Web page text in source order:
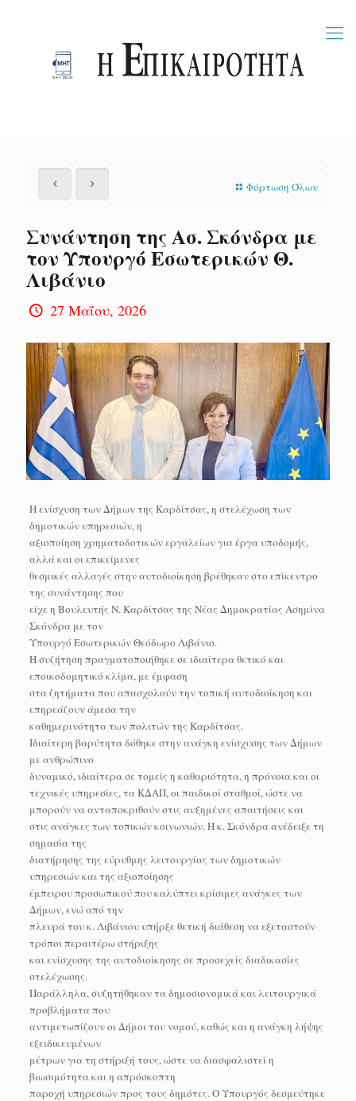
Φόρτωση Όλων
Συνάντηση της Ασ. Σκόνδρα με
τον Υπουργό Εσωτερικών Θ.
Λιβάνιο
27 Μαΐου, 2026
Η ενίσχυση των Δήμων της Καρδίτσας, η στελέχωση των
δημοτικών υπηρεσιών, η
αξιοποίηση χρηματοδοτικών εργαλείων για έργα υποδομής,
αλλά και οι επικείμενες
θεσμικές αλλαγές στην αυτοδιοίκηση βρέθηκαν στο επίκεντρο
της συνάντησης που
είχε η Βουλευτής Ν. Καρδίτσας της Νέας Δημοκρατίας Ασημίνα
Σκόνδρα με τον
Υπουργό Εσωτερικών Θεόδωρο Λιβάνιο.
Η συζήτηση πραγματοποιήθηκε σε ιδιαίτερα θετικό και
εποικοδομητικό κλίμα, με έμφαση
στα ζητήματα που απασχολούν την τοπική αυτοδιοίκηση και
επηρεάζουν άμεσα την
καθημερινότητα των πολιτών της Καρδίτσας.
Ιδιαίτερη βαρύτητα δόθηκε στην ανάγκη ενίσχυσης των Δήμων
με ανθρώπινο
δυναμικό, ιδιαίτερα σε τομείς η καθαριότητα, η πρόνοια και οι
τεχνικές υπηρεσίες, τα ΚΔΑΠ, οι παιδικοί σταθμοί, ώστε να
μπορούν να ανταποκριθούν στις αυξημένες απαιτήσεις και
στις ανάγκες των τοπικών κοινωνιών. Η κ. Σκόνδρα ανέδειξε τη
σημασία της
διατήρησης της εύρυθμης λειτουργίας των δημοτικών
υπηρεσιών και της αξιοποίησης
έμπειρου προσωπικού που καλύπτει κρίσιμες ανάγκες των
Δήμων, ενώ από την
πλευρά του κ. Λιβάνιου υπήρξε θετική διάθεση να εξεταστούν
τρόποι περαιτέρω στήριξης
και ενίσχυσης της αυτοδιοίκησης σε προσεχείς διαδικασίες
στελέχωσης.
Παράλληλα, συζητήθηκαν τα δημοσιονομικά και λειτουργικά
προβλήματα που
αντιμετωπίζουν οι Δήμοι του νομού, καθώς και η ανάγκη λήψης
εξειδικευμένων
μέτρων για τη στήριξή τους, ώστε να διασφαλιστεί η
βιωσιμότητα και η απρόσκοπτη
παροχή υπηρεσιών προς τους δημότες. Ο Υπουργός δεσμεύτηκε